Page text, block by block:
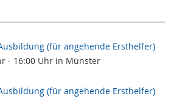
(für angehende Ersthelfer)
- 16:00 Uhr in Münster
(für angehende Ersthelfer)